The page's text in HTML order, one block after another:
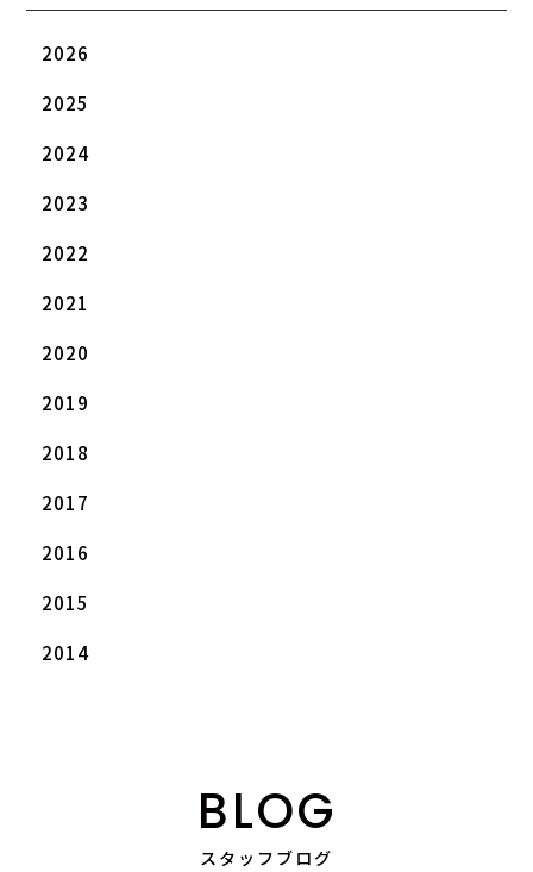
2026
2025
2024
2023
2022
2021
2020
2019
2018
2017
2016
2015
2014
BLOG
スタッフブログ